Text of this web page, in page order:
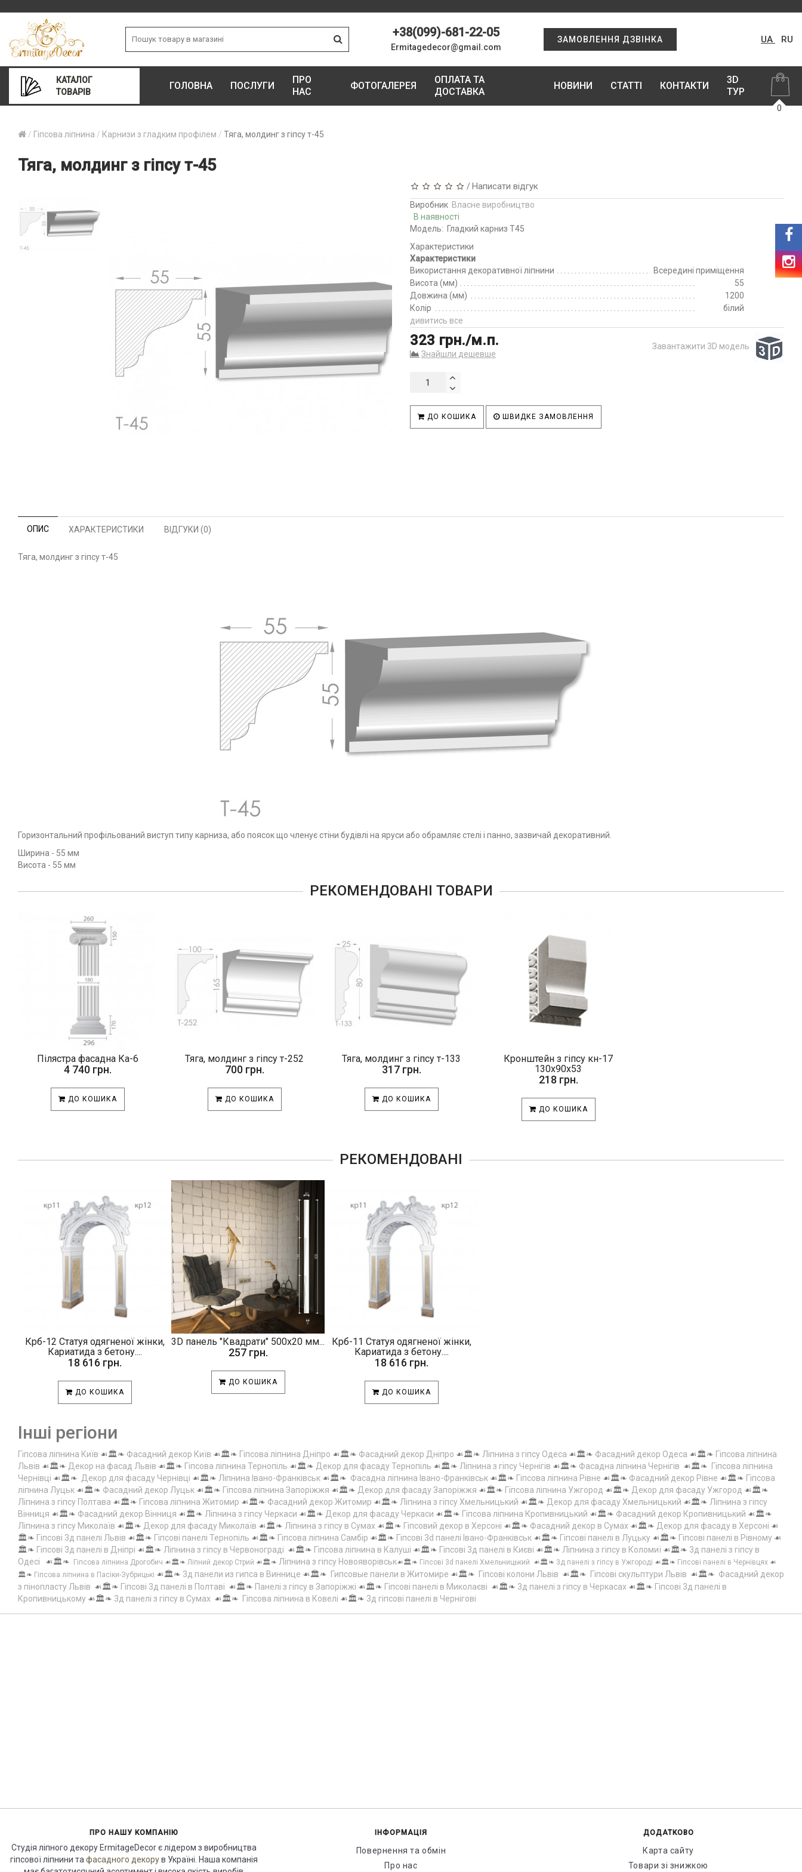
+38(099)-681-22-05
Ermitagedecor@gmail.com
ЗАМОВЛЕННЯ ДЗВІНКА UA RU
КАТАЛОГ
ТОВАРІВ
ГОЛОВНА ПОСЛУГИ
ПРО
НАС
ФОТОГАЛЕРЕЯ
ОПЛАТА ТА
ДОСТАВКА
НОВИНИ СТАТТІ КОНТАКТИ
3D
ТУР
0
Гіпсова ліпнина Карнизи з гладким профілем Тяга, молдинг з гіпсу т-45
Тяга, молдинг з гіпсу т-45
/Написати відгук
Виробник Власне виробництво
В наявності
Модель: Гладкий карниз Т45
Характеристики
Характеристики
Використання декоративної ліпнини
Всередині приміщення
Висота (мм)
55
Довжина (мм)
1200
Колір
білий
дивитись все
323 грн./м.п.
Знайшли дешевше
Завантажити 3D модель
ДО КОШИКА ШВИДКЕ ЗАМОВЛЕННЯ
ОПИС ХАРАКТЕРИСТИКИ ВІДГУКИ (0)
Тяга, молдинг з гіпсу т-45
Горизонтальний профільований виступ типу карниза, або поясок що членує стіни будівлі на яруси або обрамляє стелі і панно, зазвичай декоративний.
Ширина - 55 мм
Висота - 55 мм
РЕКОМЕНДОВАНІ ТОВАРИ
Пілястра фасадна Ка-6
4 740 грн.
ДО КОШИКА
Тяга, молдинг з гіпсу т-252
700 грн.
ДО КОШИКА
Тяга, молдинг з гіпсу т-133
317 грн.
ДО КОШИКА
Кронштейн з гіпсу кн-17
130х90х53
218 грн.
ДО КОШИКА
РЕКОМЕНДОВАНІ
Крб-12 Статуя одягненої жінки,
Кариатида з бетону....
18 616 грн.
ДО КОШИКА
3D панель "Квадрати" 500х20 мм...
257 грн.
ДО КОШИКА
Крб-11 Статуя одягненої жінки,
Кариатида з бетону....
18 616 грн.
ДО КОШИКА
Інші регіони
Гіпсова ліпнина Київ ☙🏛️❧ Фасадний декор Київ ☙🏛️❧ Гіпсова ліпнина Дніпро ☙🏛️❧ Фасадний декор Дніпро ☙🏛️❧ Ліпнина з гіпсу Одеса ☙🏛️❧ Фасадний декор Одеса ☙🏛️❧ Гіпсова ліпнина
Львів ☙🏛️❧ Декор на фасад Львів ☙🏛️❧ Гіпсова ліпнина Тернопіль ☙🏛️❧ Декор для фасаду Тернопіль ☙🏛️❧ Ліпнина з гіпсу Чернігів ☙🏛️❧ Фасадна ліпнина Чернігів ☙🏛️❧ Гіпсова ліпнина
Чернівці ☙🏛️❧ Декор для фасаду Чернівці ☙🏛️❧ Ліпнина Івано-Франківськ ☙🏛️❧ Фасадна ліпнина Івано-Франківськ ☙🏛️❧ Гіпсова ліпнина Рівне ☙🏛️❧ Фасадний декор Рівне ☙🏛️❧ Гіпсова
ліпнина Луцьк ☙🏛️❧ Фасадний декор Луцьк ☙🏛️❧ Гіпсова ліпнина Запоріжжя ☙🏛️❧ Декор для фасаду Запоріжжя ☙🏛️❧ Гіпсова ліпнина Ужгород ☙🏛️❧ Декор для фасаду Ужгород ☙🏛️❧
Ліпнина з гіпсу Полтава ☙🏛️❧ Гіпсова ліпнина Житомир ☙🏛️❧ Фасадний декор Житомир ☙🏛️❧ Ліпнина з гіпсу Хмельницький ☙🏛️❧ Декор для фасаду Хмельницький ☙🏛️❧ Ліпнина з гіпсу
Вінниця ☙🏛️❧ Фасадний декор Вінниця ☙🏛️❧ Ліпнина з гіпсу Черкаси ☙🏛️❧ Декор для фасаду Черкаси ☙🏛️❧ Гіпсова ліпнина Кропивницький ☙🏛️❧ Фасадний декор Кропивницький ☙🏛️❧
Ліпнина з гіпсу Миколаїв ☙🏛️❧ Декор для фасаду Миколаїв ☙🏛️❧ Ліпнина з гіпсу в Сумах ☙🏛️❧ Гіпсовий декор в Херсоні ☙🏛️❧ Фасадний декор в Сумах ☙🏛️❧ Декор для фасаду в Херсоні ☙
🏛️❧ Гіпсові 3д панелі Львів ☙🏛️❧ Гіпсові панелі Тернопіль ☙🏛️❧ Гіпсова ліпнина Самбір ☙🏛️❧ Гіпсові 3d панелі Івано-Франківськ ☙🏛️❧ Гіпсові панелі в Луцьку ☙🏛️❧ Гіпсові панелі в Рівному ☙
🏛️❧ Гіпсові 3д панелі в Дніпрі ☙🏛️❧ Ліпнина з гіпсу в Червонограді ☙🏛️❧ Гіпсова ліпнина в Калуші ☙🏛️❧ Гіпсові 3д панелі в Києві ☙🏛️❧ Ліпнина з гіпсу в Коломиї ☙🏛️❧ 3д панелі з гіпсу в
Одесі ☙🏛️❧ Гіпсова ліпнина Дрогобич ☙🏛️❧ Ліпний декор Стрий ☙🏛️❧ Ліпнина з гіпсу Новояворівськ☙🏛️❧ Гіпсові 3d панелі Хмельницький ☙🏛️❧ 3д панелі з гіпсу в Ужгороді ☙🏛️❧ Гіпсові панелі в Чернівцях ☙
🏛️❧ Гіпсова ліпнина в Пасіки-Зубрицькі ☙🏛️❧ 3д панели из гипса в Виннице ☙🏛️❧ Гипсовые панели в Житомире ☙🏛️❧ Гіпсові колони Львів ☙🏛️❧ Гіпсові скульптури Львів ☙🏛️❧ Фасадний декор
з пінопласту Львів ☙🏛️❧ Гіпсові 3д панелі в Полтаві ☙🏛️❧ Панелі з гіпсу в Запоріжжі ☙🏛️❧ Гіпсові панелі в Миколаєві ☙🏛️❧ 3д панелі з гіпсу в Черкасах ☙🏛️❧ Гіпсові 3д панелі в
Кропивницькому ☙🏛️❧ 3д панелі з гіпсу в Сумах ☙🏛️❧ Гіпсова ліпнина в Ковелі ☙🏛️❧ 3д гіпсові панелі в Чернігові
ПРО НАШУ КОМПАНІЮ
Студія ліпного декору ErmitageDecor є лідером з виробництва
гіпсової ліпнини та фасадного декорув Україні. Наша компанія
ІНФОРМАЦІЯ
Повернення та обмін
Про нас
ДОДАТКОВО
Карта сайту
Товари зі знижкою